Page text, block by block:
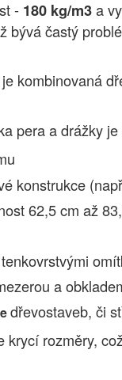
- 180 kg/m3a
bývá častý
je kombinovaná
pera a drážky je
konstrukce
62,5 cm až
a
dřevostaveb, či
rozměry,